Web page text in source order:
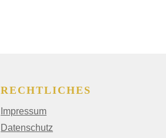
RECHTLICHES
Impressum
Datenschutz